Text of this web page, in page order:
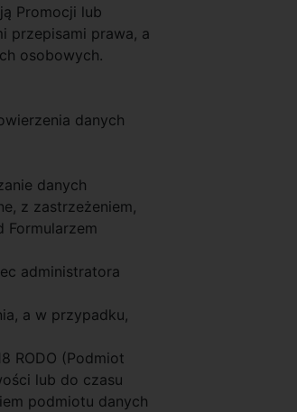
Promocji lub
przepisami prawa, a
osobowych.
danych
danych
z zastrzeżeniem,
Formularzem
administratora
a w przypadku,
RODO (Podmiot
lub do czasu
podmiotu danych